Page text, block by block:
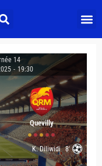
14
- 19:30
Quevilly
K. Diliwidi 8'